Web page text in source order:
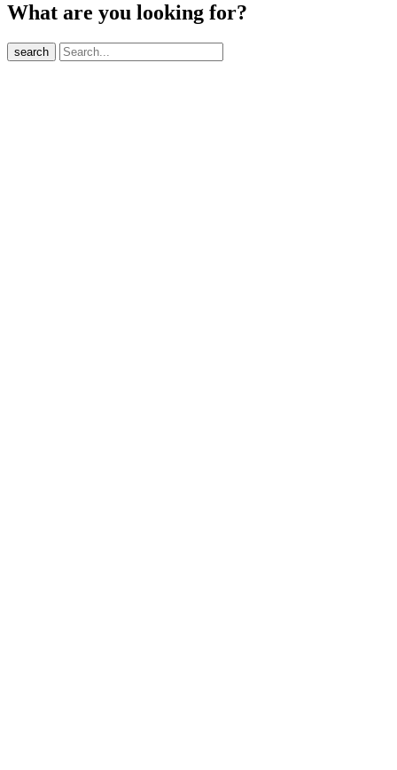
What are you looking for?
search